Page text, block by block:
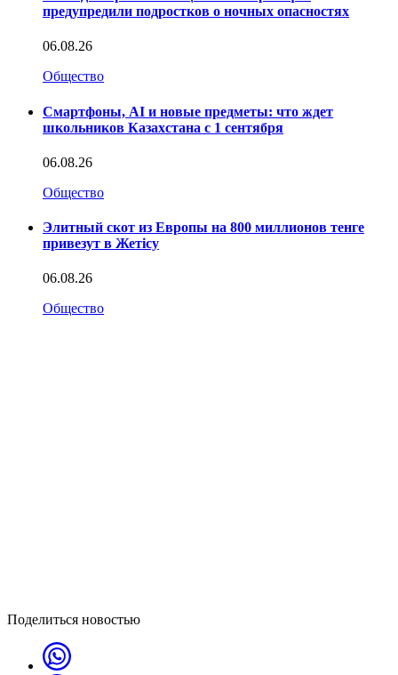
предупредили подростков о ночных опасностях
06.08.26
Общество
Смартфоны, AI и новые предметы: что ждет
школьников Казахстана с 1 сентября
06.08.26
Общество
Элитный скот из Европы на 800 миллионов тенге
привезут в Жетісу
06.08.26
Общество
Поделиться новостью